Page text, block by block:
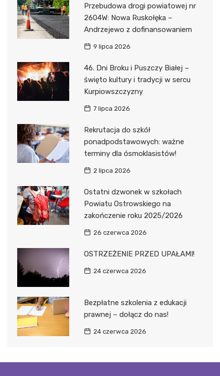
Przebudowa drogi powiatowej nr
2604W: Nowa Ruskołęka –
Andrzejewo z dofinansowaniem
9 lipca 2026
46. Dni Broku i Puszczy Białej –
święto kultury i tradycji w sercu
Kurpiowszczyzny
7 lipca 2026
Rekrutacja do szkół
ponadpodstawowych: ważne
terminy dla ósmoklasistów!
2 lipca 2026
Ostatni dzwonek w szkołach
Powiatu Ostrowskiego na
zakończenie roku 2025/2026
26 czerwca 2026
OSTRZEŻENIE PRZED UPAŁAMI!
24 czerwca 2026
Bezpłatne szkolenia z edukacji
prawnej – dołącz do nas!
24 czerwca 2026